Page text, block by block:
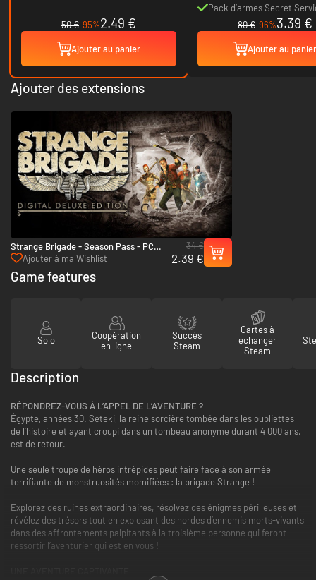
50 €-95%2.49 €
Ajouter au panier
Pack d’armes Secret
80 €-96%3.39 €
Ajouter au panier
Ajouter des extensions
Strange Brigade - Season Pass - PC
(Steam)
Ajouter à ma Wishlist
34 €
2.39 €
Game features
Solo
Coopération
en ligne
Succès
Steam
Cartes à
échanger
Steam
Description
RÉPONDREZ-VOUS À L’APPEL DE L’AVENTURE ?
Égypte, années 30. Seteki, la reine sorcière tombée dans les oubliettes
de l’histoire et ayant croupi dans un tombeau anonyme durant 4 000 ans,
est de retour.
Une seule troupe de héros intrépides peut faire face à son armée
terrifiante de monstruosités momifiées : la brigade Strange !
Explorez des ruines extraordinaires, résolvez des énigmes périlleuses et
révélez des trésors tout en explosant des hordes d’ennemis morts-vivants
dans des affrontements palpitants à la troisième personne qui feront
ressortir l’aventurier qui est en vous !